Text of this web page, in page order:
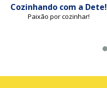
Cozinhando com a Dete!
Paixão por cozinhar!